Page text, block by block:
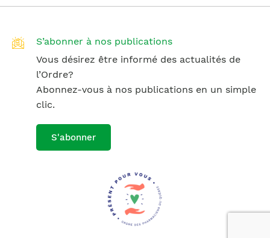
S’abonner à nos publications
Vous désirez être informé des actualités de
l’Ordre?
Abonnez-vous à nos publications en un simple
clic.
S'abonner